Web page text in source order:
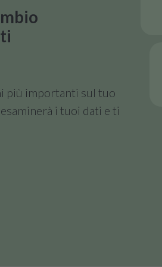
più importanti sul tuo
i tuoi dati e ti